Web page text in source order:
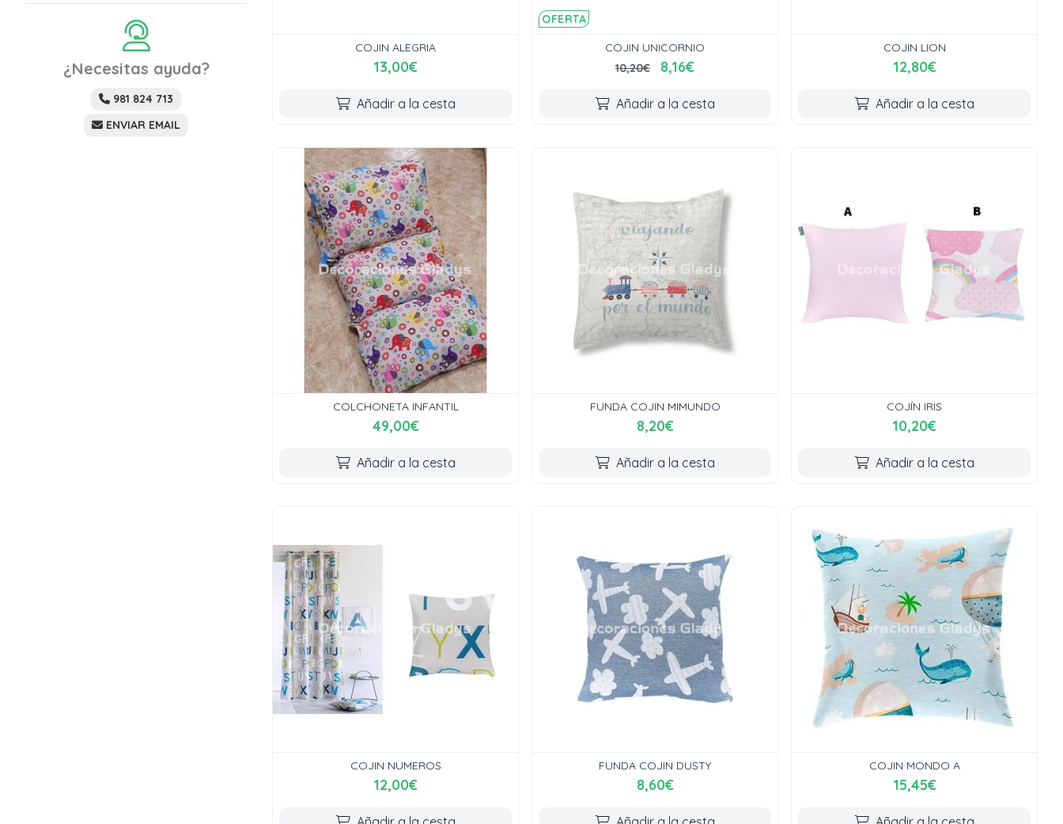
COJIN ALEGRIA
13,00€
Añadir a la cesta
OFERTA
COJIN UNICORNIO
10,20€
8,16€
Añadir a la cesta
COJIN LION
12,80€
Añadir a la cesta
COLCHONETA INFANTIL
49,00€
Añadir a la cesta
FUNDA COJIN MIMUNDO
8,20€
Añadir a la cesta
COJÍN IRIS
10,20€
Añadir a la cesta
COJIN NUMEROS
12,00€
FUNDA COJIN DUSTY
8,60€
COJIN MONDO A
15,45€
¿Necesitas ayuda?
981 824 713
ENVIAR EMAIL